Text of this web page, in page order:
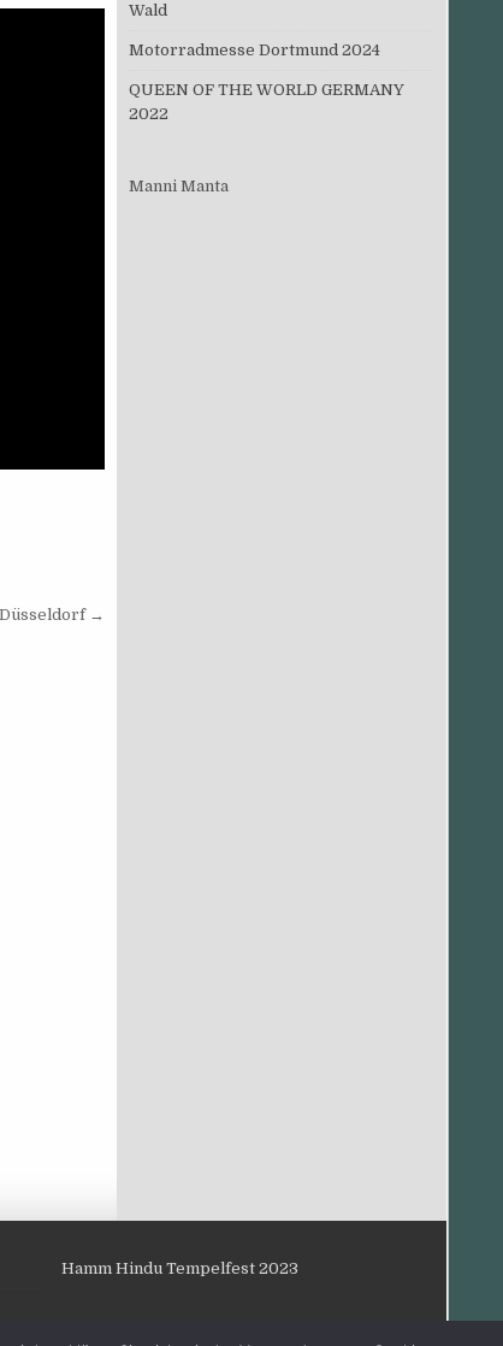
→
Wald
Motorradmesse Dortmund 2024
QUEEN OF THE WORLD GERMANY
2022
Manni Manta
Hamm Hindu Tempelfest 2023